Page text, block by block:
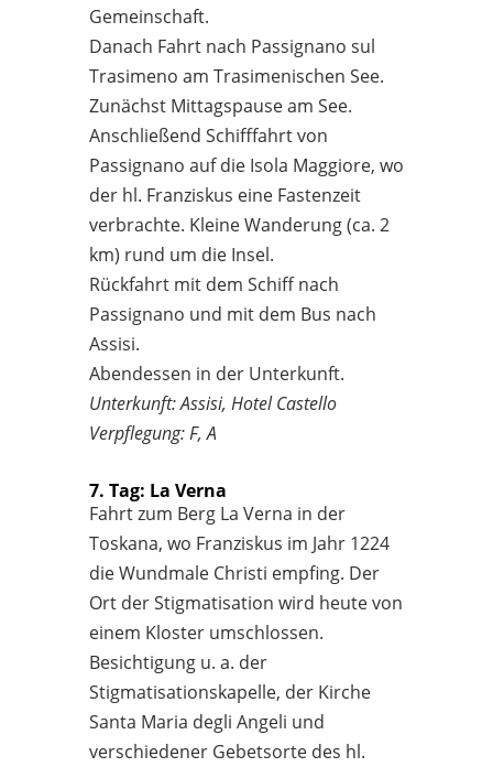
Gemeinschaft.
Danach Fahrt nach Passignano sul
Trasimeno am Trasimenischen See.
Zunächst Mittagspause am See.
Anschließend Schifffahrt von
Passignano auf die Isola Maggiore, wo
der hl. Franziskus eine Fastenzeit
verbrachte. Kleine Wanderung (ca. 2
km) rund um die Insel.
Rückfahrt mit dem Schiff nach
Passignano und mit dem Bus nach
Assisi.
Abendessen in der Unterkunft.
Unterkunft: Assisi, Hotel Castello
Verpflegung: F, A
7. Tag: La Verna
Fahrt zum Berg La Verna in der
Toskana, wo Franziskus im Jahr 1224
die Wundmale Christi empfing. Der
Ort der Stigmatisation wird heute von
einem Kloster umschlossen.
Besichtigung u. a. der
Stigmatisationskapelle, der Kirche
Santa Maria degli Angeli und
verschiedener Gebetsorte des hl.